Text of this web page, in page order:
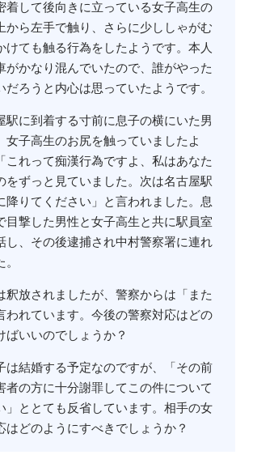
着して後向きに立っている女子高生の
から左手で触り、さらに少ししゃがむ
けても触る行為をしたようです。本人
がかなり混んでいたので、誰がやった
だろうと内心は思っていたようです。
駅に到着する寸前に息子の横にいた男
女子高生のお尻を触っていましたよ
これって痴漢行為ですよ、私はあなた
をずっと見ていました。次は名古屋駅
降りてください」と言われました。息
目撃した男性と女子高生と共に駅員室
し、その後逮捕され中村警察署に連れ
釈放されましたが、警察からは「また
われています。今後の警察対応はどの
ばいいのでしょうか？
は結婚する予定なのですが、「その前
者の方に十分謝罪してこの件について
」ととても反省しています。相手の女
はどのようにすべきでしょうか？